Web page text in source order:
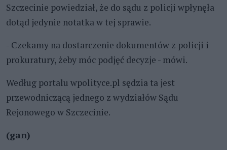
Szczecinie powiedział, że do sądu z policji wpłynęła
dotąd jedynie notatka w tej sprawie.
- Czekamy na dostarczenie dokumentów z policji i
prokuratury, żeby móc podjęć decyzje - mówi.
Według portalu wpolityce.pl sędzia ta jest
przewodniczącą jednego z wydziałów Sądu
Rejonowego w Szczecinie.
(gan)